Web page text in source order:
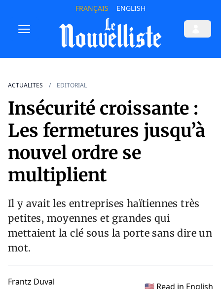
FRANÇAIS ENGLISH
ACTUALITES EDITORIAL
Insécurité croissante :
Les fermetures jusqu’à
nouvel ordre se
multiplient
Il y avait les entreprises haïtiennes très
petites, moyennes et grandes qui
mettaient la clé sous la porte sans dire un
mot.
Frantz Duval 🇺🇸 Read in English